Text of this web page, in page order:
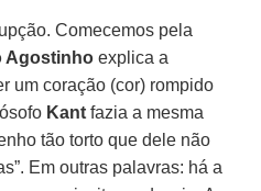
Comecemos pela
Agostinho explica a
um coração (cor) rompido
Kant fazia a mesma
tão torto que dele não
Em outras palavras: há a